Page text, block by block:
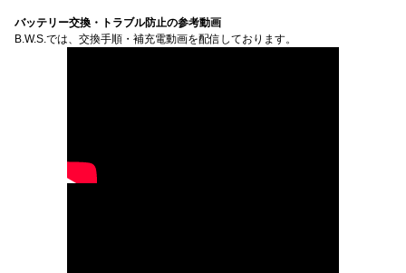
バッテリー交換・トラブル防止の参考動画
B.W.S.では、交換手順・補充電動画を配信しております。